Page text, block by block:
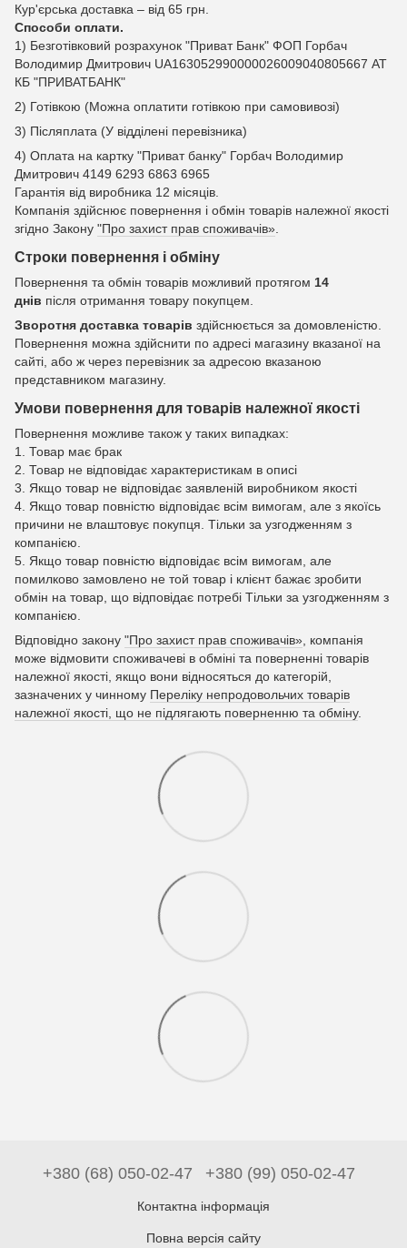
Кур'єрська доставка – від 65 грн.
Способи оплати.
1) Безготівковий розрахунок "Приват Банк" ФОП Горбач
Володимир Дмитрович UA163052990000026009040805667 АТ
КБ "ПРИВАТБАНК"
2) Готівкою (Можна оплатити готівкою при самовивозі)
3) Післяплата (У відділені перевізника)
4) Оплата на картку "Приват банку" Горбач Володимир
Дмитрович 4149 6293 6863 6965
Гарантія від виробника 12 місяців.
Компанія здійснює повернення і обмін товарів належної якості
згідно Закону "Про захист прав споживачів».
Строки повернення і обміну
Повернення та обмін товарів можливий протягом 14
днів після отримання товару покупцем.
Зворотня доставка товарів здійснюється за домовленістю.
Повернення можна здійснити по адресі магазину вказаної на
сайті, або ж через перевізник за адресою вказаною
представником магазину.
Умови повернення для товарів належної якості
Повернення можливе також у таких випадках:
1. Товар має брак
2. Товар не відповідає характеристикам в описі
3. Якщо товар не відповідає заявленій виробником якості
4. Якщо товар повністю відповідає всім вимогам, але з якоїсь
причини не влаштовує покупця. Тільки за узгодженням з
компанією.
5. Якщо товар повністю відповідає всім вимогам, але
помилково замовлено не той товар і клієнт бажає зробити
обмін на товар, що відповідає потребі Тільки за узгодженням з
компанією.
Відповідно закону "Про захист прав споживачів» , компанія
може відмовити споживачеві в обміні та поверненні товарів
належної якості, якщо вони відносяться до категорій,
зазначених у чинному Переліку непродовольчих товарів
належної якості, що не підлягають поверненню та обміну.
+380 (68) 050-02-47 +380 (99) 050-02-47
Контактна інформація
Повна версія сайту